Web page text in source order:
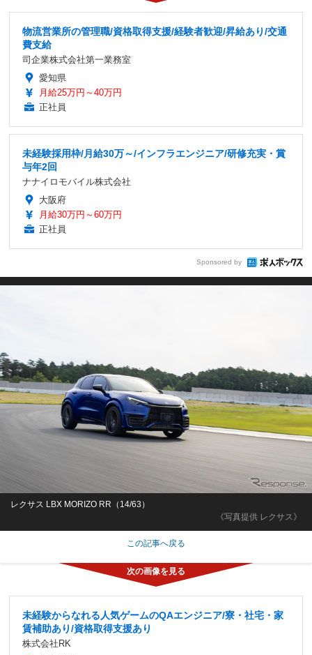
物流営業所の管理職/資格取得支援/経験者歓迎/昇給あり/交通
費支給
司企業株式会社第一業務室
愛知県
月給25万円～40万円
正社員
未経験採用枠/月給30万～/インフラエンジニア/研修充実・賞
与年2回
ナナイロモバイル株式会社
大阪府
月給30万円～60万円
正社員
Sponsored by
《写真提供 レクサス》
レクサス LBX MORIZO RR（14/63）
この記事へ戻る
未経験からなれる人気ゲームのQAエンジニア/寮・社宅・家
賃補助あり/資格取得支援あり
株式会社RK